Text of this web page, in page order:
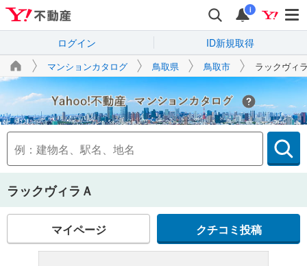
i
ログイン ID新規取得
マンションカタログ 鳥取県 鳥取市 ラックヴィ
Yahoo!不動産
ラックヴィラＡ
マイページ クチコミ投稿